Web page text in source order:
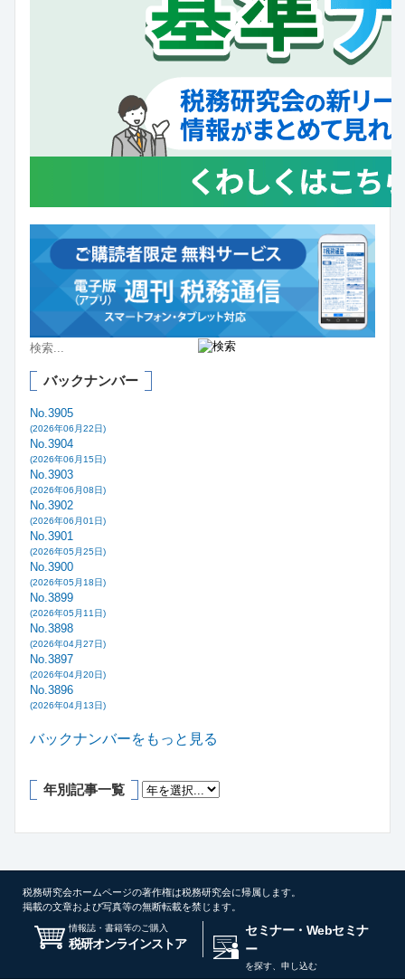
バックナンバー
No.3905
(2026年06月22日)
No.3904
(2026年06月15日)
No.3903
(2026年06月08日)
No.3902
(2026年06月01日)
No.3901
(2026年05月25日)
No.3900
(2026年05月18日)
No.3899
(2026年05月11日)
No.3898
(2026年04月27日)
No.3897
(2026年04月20日)
No.3896
(2026年04月13日)
バックナンバーをもっと見る
年別記事一覧
税務研究会ホームページの著作権は税務研究会に帰属します。
掲載の文章および写真等の無断転載を禁じます。
情報誌・書籍等のご購入
税研オンラインストア
セミナー・Webセミナ
ー
を探す、申し込む